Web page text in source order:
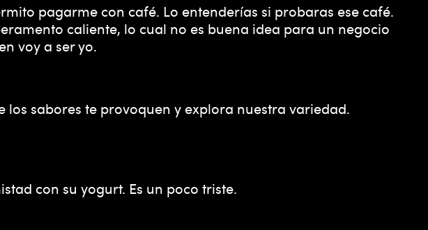
pagarme con café. Lo entenderías si probaras ese café.
caliente, lo cual no es buena idea para un negocio
voy a ser yo.
los sabores te provoquen y explora nuestra variedad.
con su yogurt. Es un poco triste.